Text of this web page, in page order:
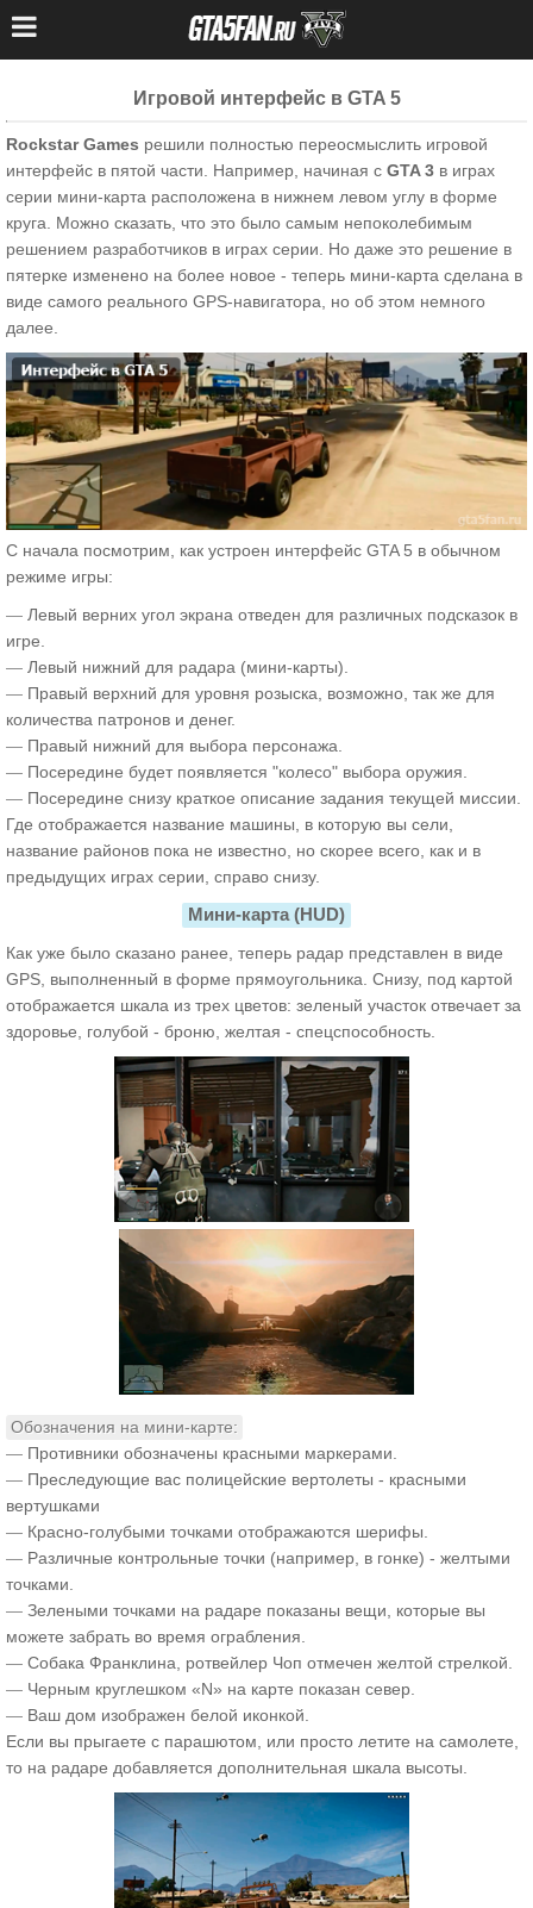
Игровой интерфейс в GTA 5
Rockstar Games решили полностью переосмыслить игровой
интерфейс в пятой части. Например, начиная с GTA 3 в играх
серии мини-карта расположена в нижнем левом углу в форме
круга. Можно сказать, что это было самым непоколебимым
решением разработчиков в играх серии. Но даже это решение в
пятерке изменено на более новое - теперь мини-карта сделана в
виде самого реального GPS-навигатора, но об этом немного
далее.
С начала посмотрим, как устроен интерфейс GTA 5 в обычном
режиме игры:
— Левый верних угол экрана отведен для различных подсказок в
игре.
— Левый нижний для радара (мини-карты).
— Правый верхний для уровня розыска, возможно, так же для
количества патронов и денег.
— Правый нижний для выбора персонажа.
— Посередине будет появляется "колесо" выбора оружия.
— Посередине снизу краткое описание задания текущей миссии.
Где отображается название машины, в которую вы сели,
название районов пока не известно, но скорее всего, как и в
предыдущих играх серии, справо снизу.
Мини-карта (HUD)
Как уже было сказано ранее, теперь радар представлен в виде
GPS, выполненный в форме прямоугольника. Снизу, под картой
отображается шкала из трех цветов: зеленый участок отвечает за
здоровье, голубой - броню, желтая - спецспособность.
Обозначения на мини-карте:
— Противники обозначены красными маркерами.
— Преследующие вас полицейские вертолеты - красными
вертушками
— Красно-голубыми точками отображаются шерифы.
— Различные контрольные точки (например, в гонке) - желтыми
точками.
— Зелеными точками на радаре показаны вещи, которые вы
можете забрать во время ограбления.
— Собака Франклина, ротвейлер Чоп отмечен желтой стрелкой.
— Черным круглешком «N» на карте показан север.
— Ваш дом изображен белой иконкой.
Если вы прыгаете с парашютом, или просто летите на самолете,
то на радаре добавляется дополнительная шкала высоты.